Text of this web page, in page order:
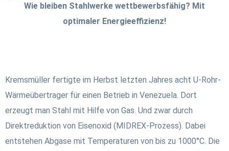
Wie bleiben Stahlwerke wettbewerbsfähig? Mit
optimaler Energieeffizienz!
Kremsmüller fertigte im Herbst letzten Jahres acht U-Rohr-
Wärmeübertrager für einen Betrieb in Venezuela. Dort
erzeugt man Stahl mit Hilfe von Gas. Und zwar durch
Direktreduktion von Eisenoxid (MIDREX-Prozess). Dabei
entstehen Abgase mit Temperaturen von bis zu 1000°C. Die